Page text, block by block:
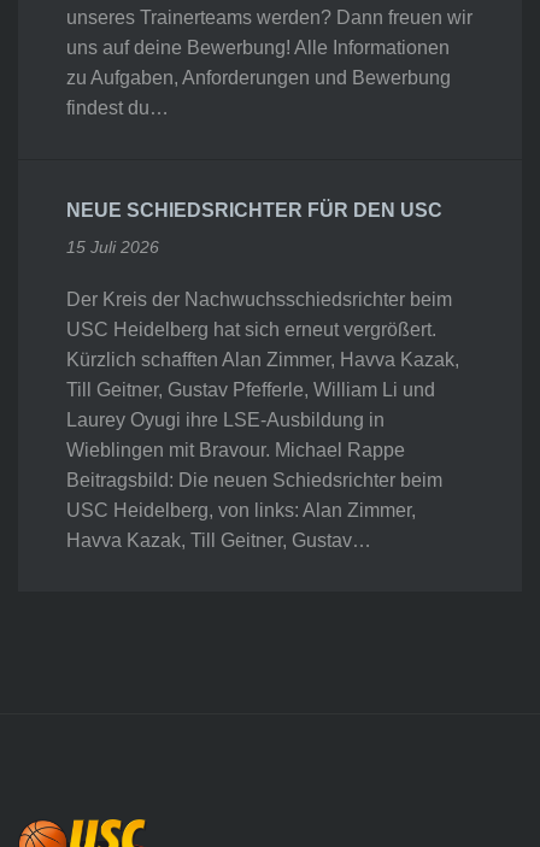
unseres Trainerteams werden? Dann freuen wir
uns auf deine Bewerbung! Alle Informationen
zu Aufgaben, Anforderungen und Bewerbung
findest du…
NEUE SCHIEDSRICHTER FÜR DEN USC
15 Juli 2026
Der Kreis der Nachwuchsschiedsrichter beim
USC Heidelberg hat sich erneut vergrößert.
Kürzlich schafften Alan Zimmer, Havva Kazak,
Till Geitner, Gustav Pfefferle, William Li und
Laurey Oyugi ihre LSE-Ausbildung in
Wieblingen mit Bravour. Michael Rappe
Beitragsbild: Die neuen Schiedsrichter beim
USC Heidelberg, von links: Alan Zimmer,
Havva Kazak, Till Geitner, Gustav…